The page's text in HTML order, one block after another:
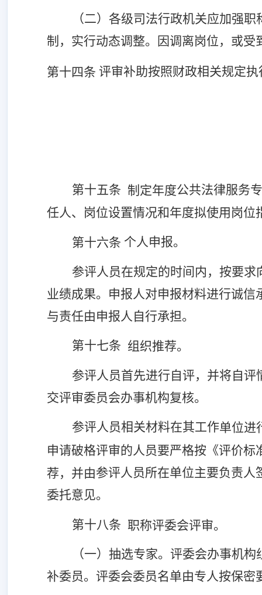
（二） 各级司法行政机关应加强职
制，实行动态调整。因调离岗位，或
第十四条 评审补助按照财政相关规定执
第十五条 制定年度公共法律服务
任人、岗位设置情况和年度拟使用岗
第十六条 个人申报。
参评人员在规定的时间内，按要求
业绩成果。申报人对申报材料进行诚
与责任由申报人自行承担。
第十七条 组织推荐。
参评人员首先进行自评，并将自
交评审委员会办事机构复核。
参评人员相关材料在其工作单位进
申请破格评审的人员要严格按《评价
荐，并由参评人员所在单位主要负责人
委托意见。
第十八条 职称评委会评审。
（一）抽选专家。评委会办事机
补委员。评委会委员名单由专人按保